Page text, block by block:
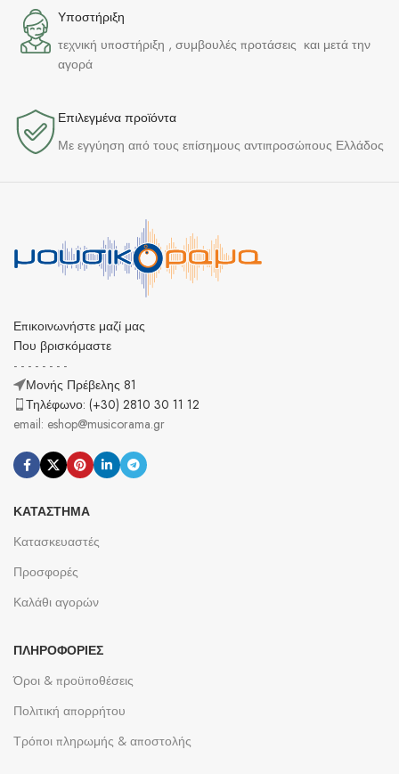
Υποστήριξη
τεχνική υποστήριξη , συμβουλές προτάσεις και μετά την
αγορά
Επιλεγμένα προϊόντα​
Με εγγύηση από τους επίσημους αντιπροσώπους Ελλάδος
Επικοινωνήστε μαζί μας
Που βρισκόμαστε
- - - - - - - -
Μονής Πρέβελης 81
Τηλέφωνο: (+30) 2810 30 11 12
email: eshop@musicorama.gr
ΚΑΤΆΣΤΗΜΑ
Κατασκευαστές
Προσφορές
Καλάθι αγορών
ΠΛΗΡΟΦΟΡΊΕΣ
Όροι & προϋποθέσεις
Πολιτική απορρήτου
Τρόποι πληρωμής & αποστολής